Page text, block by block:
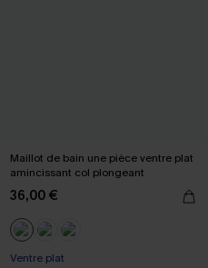
Maillot de bain une pièce ventre plat
amincissant col plongeant
36,00 €
Ventre plat